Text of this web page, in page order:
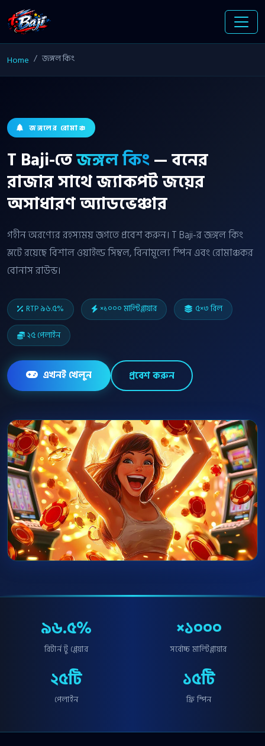
Home জঙ্গল কিং
জঙ্গলের রোমাঞ্চ
T Baji-তেজঙ্গল কিং— বনের
রাজার সাথে জ্যাকপট জয়ের
অসাধারণ অ্যাডভেঞ্চার
গহীন অরণ্যের রহস্যময় জগতে প্রবেশ করুন। T Baji-র জঙ্গল কিং
স্লটে রয়েছে বিশাল ওয়াইল্ড সিম্বল, বিনামূল্যে স্পিন এবং রোমাঞ্চকর
বোনাস রাউন্ড।
RTP ৯৬.৫% ×১০০০ মাল্টিপ্লায়ার ৫×৩ রিল
২৫ পেলাইন
এখনই খেলুন প্রবেশ করুন
৯৬.৫%
রিটার্ন টু প্লেয়ার
×১০০০
সর্বোচ্চ মাল্টিপ্লায়ার
২৫টি
পেলাইন
১৫টি
ফ্রি স্পিন